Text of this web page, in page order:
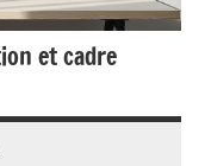
et cadre